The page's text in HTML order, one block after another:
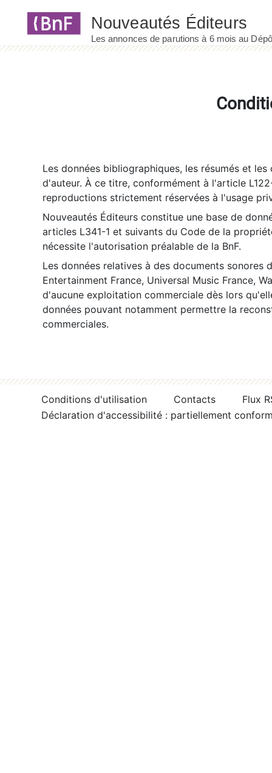
Les données bibliographiques, les résumés et
d'auteur. À ce titre, conformément à l'article
reproductions strictement réservées à l'usage
Nouveautés Éditeurs constitue une base de
articles L341-1 et suivants du Code de la
nécessite l'autorisation préalable de la BnF.
Les données relatives à des documents sonores
Entertainment France, Universal Music France,
d'aucune exploitation commerciale dès lors
données pouvant notamment permettre la
commerciales.
Conditions d'utilisation Contacts
Flux
Déclaration d'accessibilité : partiellement